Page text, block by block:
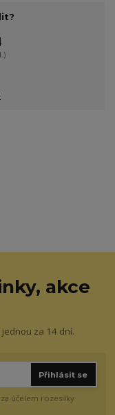
akce
za 14 dní.
Přihlásit se
za účelem rozesílky